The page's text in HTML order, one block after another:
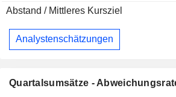
Abstand / Mittleres Kursziel
Analystenschätzungen
Quartalsumsätze -